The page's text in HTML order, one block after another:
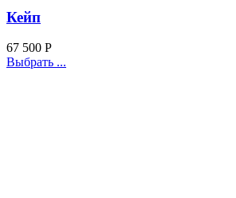
Кейп
67 500 Р
Выбрать ...